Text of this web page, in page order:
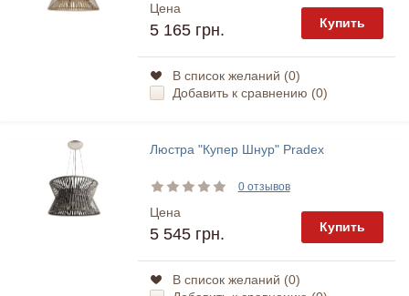
Цена
5 165 грн. Купить
В список желаний (0)
Добавить к сравнению (0)
Люстра "Купер Шнур" Pradex
0 отзывов
Цена
5 545 грн. Купить
В список желаний (0)